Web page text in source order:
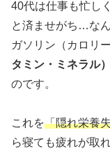
40代は仕事も忙し
と済ませがち…な
ガソリン（カロリ
タミン・ミネラル
のです。
これを「隠れ栄養
ら寝ても疲れが取